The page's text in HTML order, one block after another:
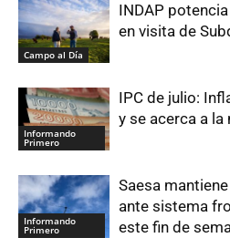
Campo al Día
INDAP
en visita de
Informando
Primero
IPC de julio:
y se acerca a la
Informando
Primero
Saesa
ante sistema
este fin de